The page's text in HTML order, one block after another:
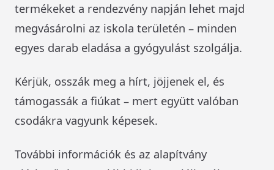
termékeket a rendezvény napján lehet majd
megvásárolni az iskola területén – minden
egyes darab eladása a gyógyulást szolgálja.
Kérjük, osszák meg a hírt, jöjjenek el, és
támogassák a fiúkat – mert együtt valóban
csodákra vagyunk képesek.
További információk és az alapítvány